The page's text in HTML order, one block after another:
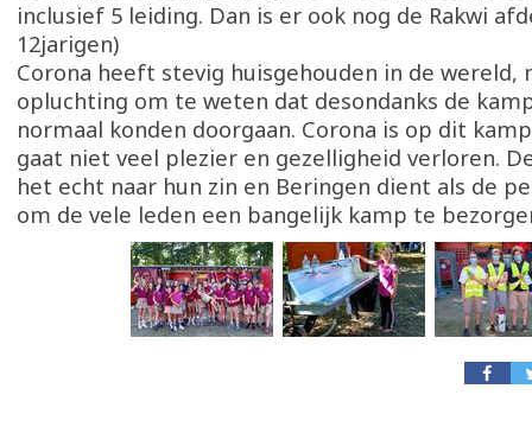
inclusief 5 leiding. Dan is er ook nog de Rakwi
12jarigen)
Corona heeft stevig huisgehouden in de wereld,
opluchting om te weten dat desondanks de
normaal konden doorgaan. Corona is op dit
gaat niet veel plezier en gezelligheid verloren.
het echt naar hun zin en Beringen dient als de
om de vele leden een bangelijk kamp te